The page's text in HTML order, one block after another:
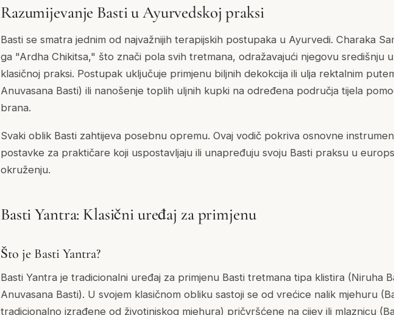
Razumijevanje Basti u Ayurvedskoj praksi
Basti se smatra jednim od najvažnijih terapijskih postupaka u Ayurvedi. Charaka
ga "Ardha Chikitsa," što znači pola svih tretmana, odražavajući njegovu središnju
klasičnoj praksi. Postupak uključuje primjenu biljnih dekokcija ili ulja rektalnim
Anuvasana Basti) ili nanošenje toplih uljnih kupki na određena područja tijela
brana.
Svaki oblik Basti zahtijeva posebnu opremu. Ovaj vodič pokriva osnovne
postavke za praktičare koji uspostavljaju ili unapređuju svoju Basti praksu u
okruženju.
Basti Yantra: Klasični uređaj za primjenu
Što je Basti Yantra?
Basti Yantra je tradicionalni uređaj za primjenu Basti tretmana tipa klistira (Niruha
Anuvasana Basti). U svojem klasičnom obliku sastoji se od vrećice nalik mjehuru
tradicionalno izrađene od životinjskog mjehura) pričvršćene na cijev ili mlaznicu